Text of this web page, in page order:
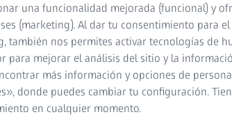
una funcionalidad mejorada (funcional) y
(marketing). Al dar tu consentimiento para
también nos permites activar tecnologías de
para mejorar el análisis del sitio y la
más información y opciones de
donde puedes cambiar tu configuración.
en cualquier momento.